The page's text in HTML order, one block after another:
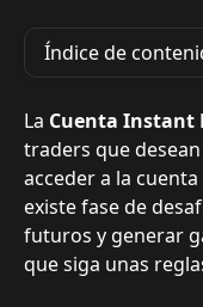
Índice de
La Cuenta Instant
traders que
acceder a la
existe fase de
futuros y generar
que siga unas